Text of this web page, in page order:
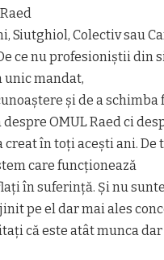
Siutghiol, Colectiv sau
ce nu profesioniștii din
unic mandat,
și de a schimba
OMUL Raed ci
creat în toți acești ani. De
care funcționează
în suferință. Și nu
pe el dar mai ales
că este atât munca dar